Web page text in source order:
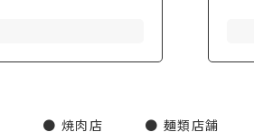
焼肉店 麺類店舗